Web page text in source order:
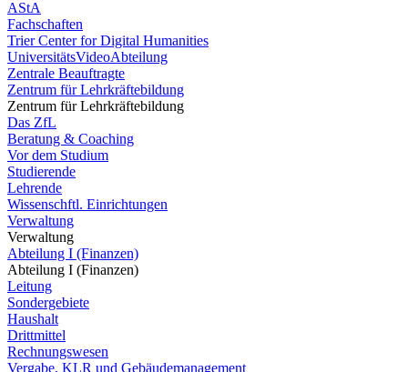
AStA
Fachschaften
Trier Center for Digital Humanities
UniversitätsVideoAbteilung
Zentrale Beauftragte
Zentrum für Lehrkräftebildung
Zentrum für Lehrkräftebildung
Das ZfL
Beratung & Coaching
Vor dem Studium
Studierende
Lehrende
Wissenschftl. Einrichtungen
Verwaltung
Verwaltung
Abteilung I (Finanzen)
Abteilung I (Finanzen)
Leitung
Sondergebiete
Haushalt
Drittmittel
Rechnungswesen
Vergabe, KLR und Gebäudemanagement